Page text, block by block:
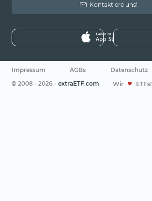
Kontaktiere uns!
Impressum AGBs Datenschutz
© 2008 - 2026 - extraETF.com Wir ETFs!